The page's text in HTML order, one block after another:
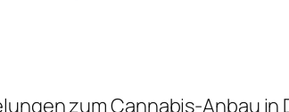
zum Cannabis-Anbau